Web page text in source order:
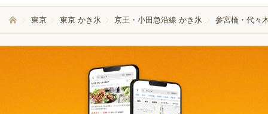
東京 東京 かき氷 京王・小田急沿線 かき氷 参宮橋・代々